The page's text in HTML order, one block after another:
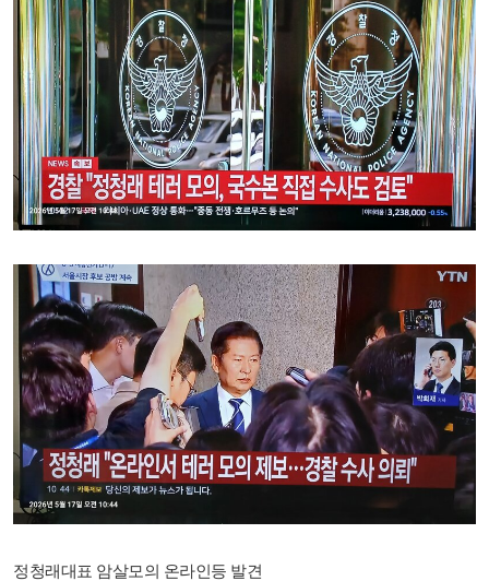
정청래대표 암살모의 온라인등 발견